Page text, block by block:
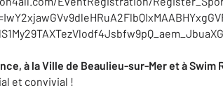
à la Ville de Beaulieu-sur-Mer et à Swim
et convivial !